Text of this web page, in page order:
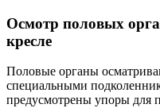
Осмотр половых
кресле
Половые органы
специальными
предусмотрены упоры для